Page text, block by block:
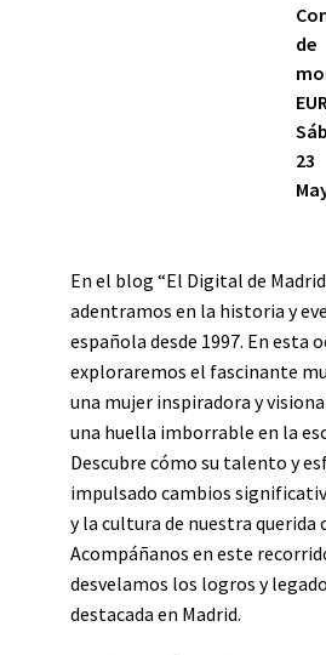
En el blog “El Digital de
adentramos en la historia y
española desde 1997. En esta
exploraremos el fascinante
una mujer inspiradora y
una huella imborrable en la
Descubre cómo su talento y
impulsado cambios
y la cultura de nuestra querida
Acompáñanos en este
desvelamos los logros y
destacada en Madrid.
de
23